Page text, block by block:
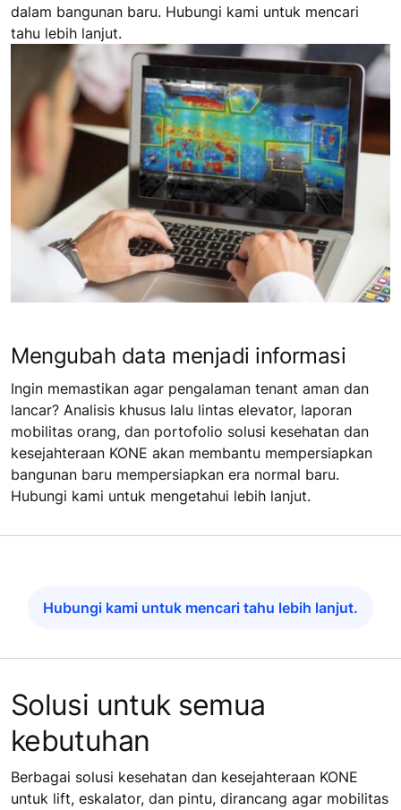
dalam bangunan baru. Hubungi kami untuk mencari
tahu lebih lanjut.
Mengubah data menjadi informasi
Ingin memastikan agar pengalaman tenant aman dan
lancar? Analisis khusus lalu lintas elevator, laporan
mobilitas orang, dan portofolio solusi kesehatan dan
kesejahteraan KONE akan membantu mempersiapkan
bangunan baru mempersiapkan era normal baru.
Hubungi kami untuk mengetahui lebih lanjut.
Hubungi kami untuk mencari tahu lebih lanjut.
Solusi untuk semua
kebutuhan
Berbagai solusi kesehatan dan kesejahteraan KONE
untuk lift, eskalator, dan pintu, dirancang agar mobilitas